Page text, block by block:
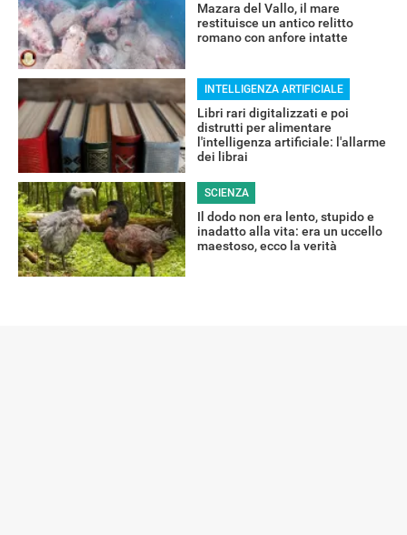
Mazara del Vallo, il mare
restituisce un antico relitto
romano con anfore intatte
INTELLIGENZA ARTIFICIALE
Libri rari digitalizzati e poi
distrutti per alimentare
l'intelligenza artificiale: l'allarme
dei librai
SCIENZA
Il dodo non era lento, stupido e
inadatto alla vita: era un uccello
maestoso, ecco la verità